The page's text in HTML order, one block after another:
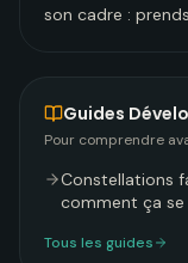
son cadre :
Guides
Pour comprendre
Constellations
comment ça se
Tous les guides